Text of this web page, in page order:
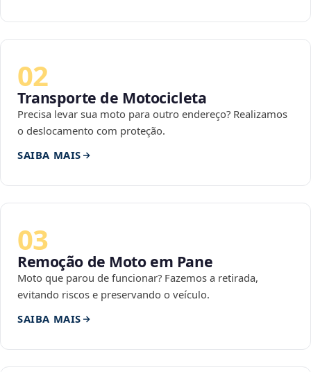
02
Transporte de Motocicleta
Precisa levar sua moto para outro endereço? Realizamos
o deslocamento com proteção.
SAIBA MAIS
03
Remoção de Moto em Pane
Moto que parou de funcionar? Fazemos a retirada,
evitando riscos e preservando o veículo.
SAIBA MAIS